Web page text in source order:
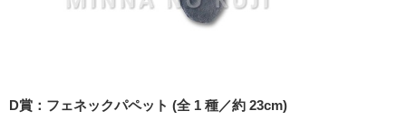
D賞：フェネックパペット (全 1 種／約 23cm)